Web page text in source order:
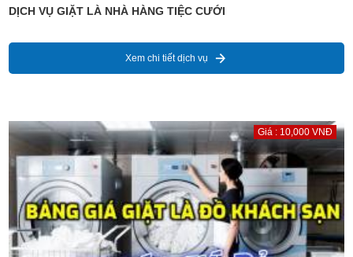
DỊCH VỤ GIẶT LÀ NHÀ HÀNG TIỆC CƯỚI
Xem chi tiết dịch vụ
Giá : 10,000 VNĐ